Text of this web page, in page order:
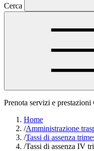
Cerca
Prenota servizi e prestazioni
Home
/Amministrazione
/Tassi di assenza
/Tassi di assenza IV